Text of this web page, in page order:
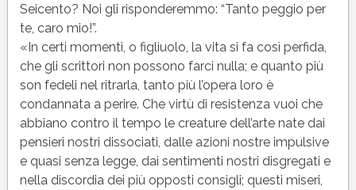
Seicento? Noi gli risponderemmo: “Tanto peggio per
te, caro mio!”.
«In certi momenti, o figliuolo, la vita si fa così perfida,
che gli scrittori non possono farci nulla; e quanto più
son fedeli nel ritrarla, tanto più l’opera loro è
condannata a perire. Che virtù di resistenza vuoi che
abbiano contro il tempo le creature dell’arte nate dai
pensieri nostri dissociati, dalle azioni nostre impulsive
e quasi senza legge, dai sentimenti nostri disgregati e
nella discordia dei più opposti consigli; questi miseri,